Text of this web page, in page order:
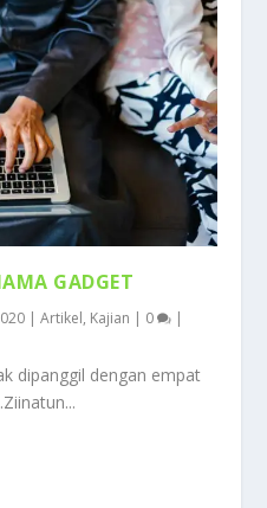
GADGET
|Artikel, Kajian | 0 |
dipanggil dengan empat